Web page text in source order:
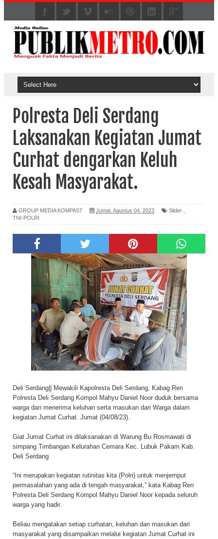
Polresta Deli Serdang
Laksanakan Kegiatan Jumat
Curhat dengarkan Keluh
Kesah Masyarakat.
GROUP MEDIA KOMPAS7 Jumat, Agustus 04, 2023 Slider
TNI-POLRI
Deli Serdang|| Mewakili Kapolresta Deli Serdang, Kabag Ren
Polresta Deli Serdang Kompol Mahyu Daniel Noor duduk bersama
warga dan menerima keluhan serta masukan dari Warga dalam
kegiatan Jumat Curhat. Jumat (04/08/23).
Giat Jumat Curhat ini dilaksanakan di Warung Bu Rosmawati di
simpang Timbangan Kelurahan Cemara Kec. Lubuk Pakam Kab.
Deli Serdang
“Ini merupakan kegiatan rutinitas kita (Polri) untuk menjemput
permasalahan yang ada di tengah masyarakat,” kata Kabag Ren
Polresta Deli Serdang Kompol Mahyu Daniel Noor kepada seluruh
warga yang hadir.
Beliau mengatakan setiap curhatan, keluhan dan masukan dari
masyarakat yang disampaikan melalui kegiatan Jumat Curhat ini